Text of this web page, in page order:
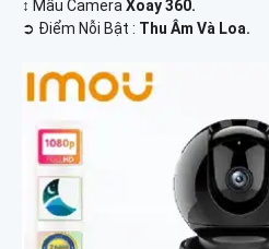
↕️ Mẫu Camera Xoay 360.
️➲ Điểm Nỗi Bật : Thu Âm Và Loa.